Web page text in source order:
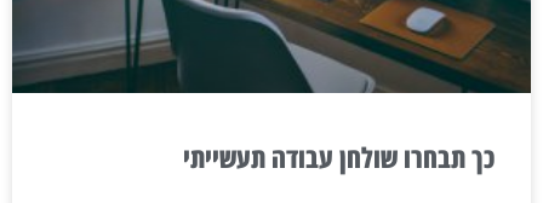
כך תבחרו שולחן עבודה תעשייתי